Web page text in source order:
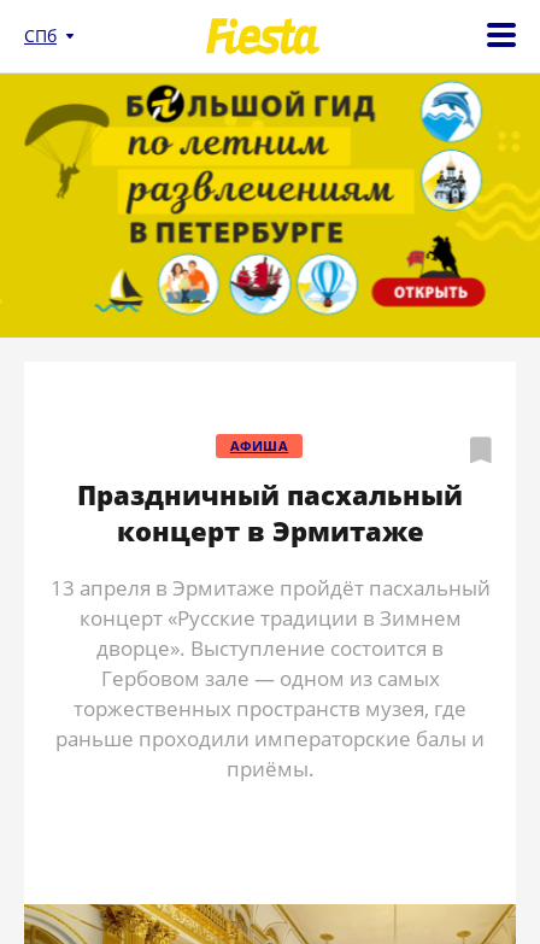
СПб
АФИША
Праздничный пасхальный
концерт в Эрмитаже
13 апреля в Эрмитаже пройдёт пасхальный
концерт «Русские традиции в Зимнем
дворце». Выступление состоится в
Гербовом зале — одном из самых
торжественных пространств музея, где
раньше проходили императорские балы и
приёмы.